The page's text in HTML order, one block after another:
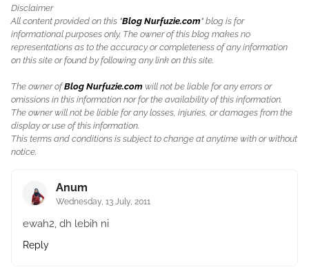
Disclaimer
All content provided on this "Blog Nurfuzie.com" blog is for
informational purposes only. The owner of this blog makes no
representations as to the accuracy or completeness of any information
on this site or found by following any link on this site.
The owner ofBlog Nurfuzie.com will not be liable for any errors or
omissions in this information nor for the availability of this information.
The owner will not be liable for any losses, injuries, or damages from the
display or use of this information.
This terms and conditions is subject to change at anytime with or without
notice.
Anum
Wednesday, 13 July, 2011
ewah2, dh lebih ni
Reply